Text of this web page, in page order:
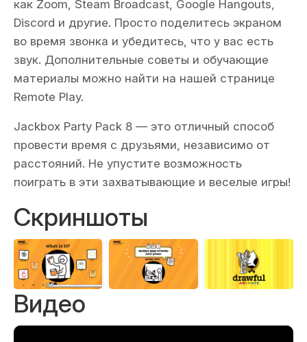
как Zoom, Steam Broadcast, Google Hangouts,
Discord и другие. Просто поделитесь экраном
во время звонка и убедитесь, что у вас есть
звук. Дополнительные советы и обучающие
материалы можно найти на нашей странице
Remote Play.
Jackbox Party Pack 8 — это отличный способ
провести время с друзьями, независимо от
расстояний. Не упустите возможность
поиграть в эти захватывающие и веселые игры!
Скриншоты
Видео